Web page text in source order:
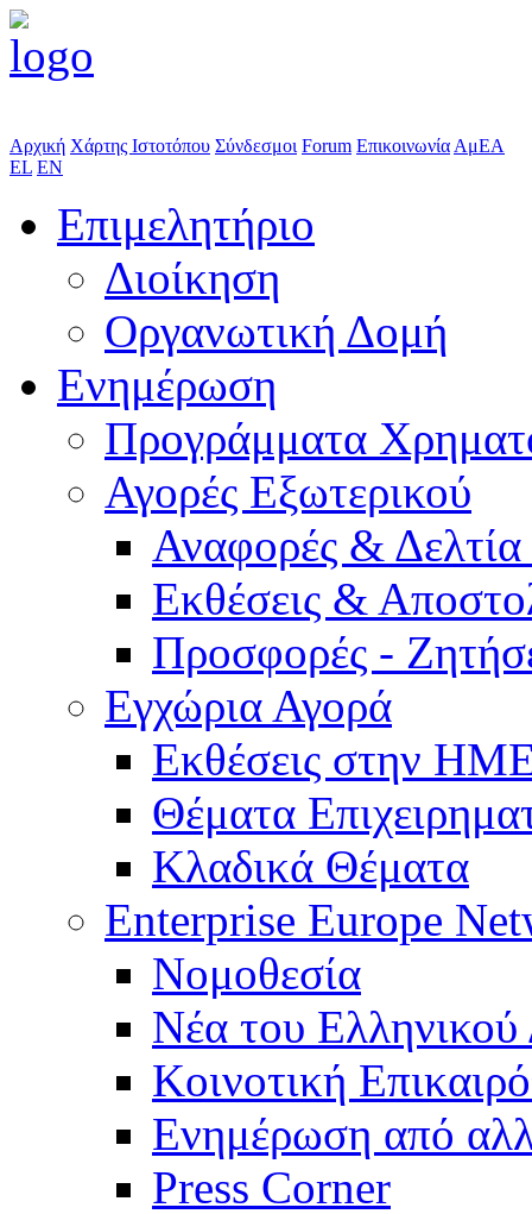
Αρχική Χάρτης Ιστοτόπου Σύνδεσμοι Forum Επικοινωνία ΑμΕΑ
EL EN
Επιμελητήριο
Διοίκηση
Οργανωτική Δομή
Ενημέρωση
Προγράμματα
Αγορές Εξωτερικού
Αναφορές &
Εκθέσεις &
Προσφορές -
Εγχώρια Αγορά
Εκθέσεις στην
Θέματα
Κλαδικά Θέματα
Enterprise Europe
Νομοθεσία
Νέα του Ελληνικού
Κοινοτική
Ενημέρωση από
Press Corner